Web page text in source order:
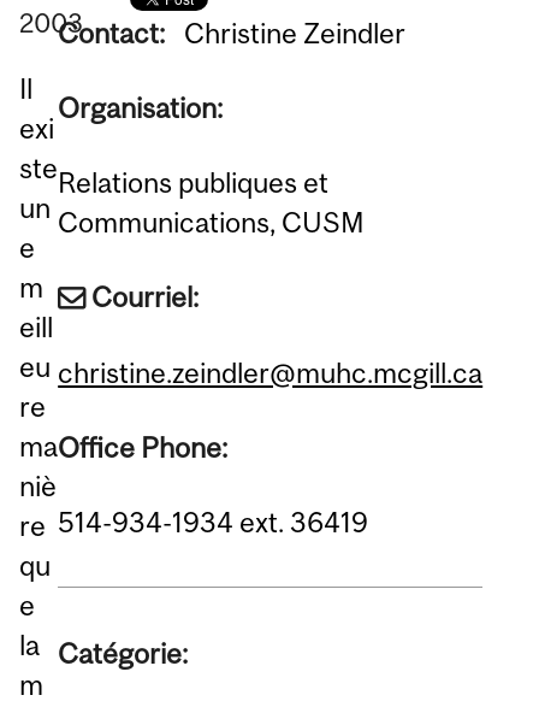
2003
Il
exi
ste
un
e
m
eill
eu
re
ma
niè
re
qu
e
la
m
Contact: Christine Zeindler
Organisation:
Relations publiques et
Communications, CUSM
Courriel:
christine.zeindler@muhc.mcgill.ca
Office Phone:
514-934-1934 ext. 36419
Catégorie: